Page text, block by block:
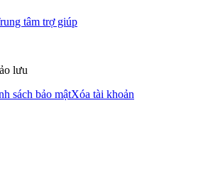
tâm trợ giúp
lưu
sách bảo mậtXóa tài khoản